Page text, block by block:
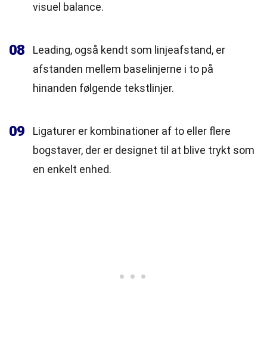
visuel balance.
08
Leading, også kendt som linjeafstand, er
afstanden mellem baselinjerne i to på
hinanden følgende tekstlinjer.
09
Ligaturer er kombinationer af to eller flere
bogstaver, der er designet til at blive trykt som
en enkelt enhed.